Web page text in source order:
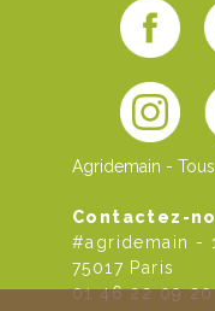
Agridemain -
Contactez-
#agridemain -
75017 Paris
01 46 22 09